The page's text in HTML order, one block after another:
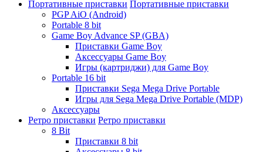
Портативные приставки Портативные приставки
PGP AiO (Android)
Portable 8 bit
Game Boy Advance SP (GBA)
Приставки Game Boy
Аксессуары Game Boy
Игры (картриджи) для Game Boy
Portable 16 bit
Приставки Sega Mega Drive Portable
Игры для Sega Mega Drive Portable (MDP)
Аксессуары
Ретро приставки Ретро приставки
8 Bit
Приставки 8 bit